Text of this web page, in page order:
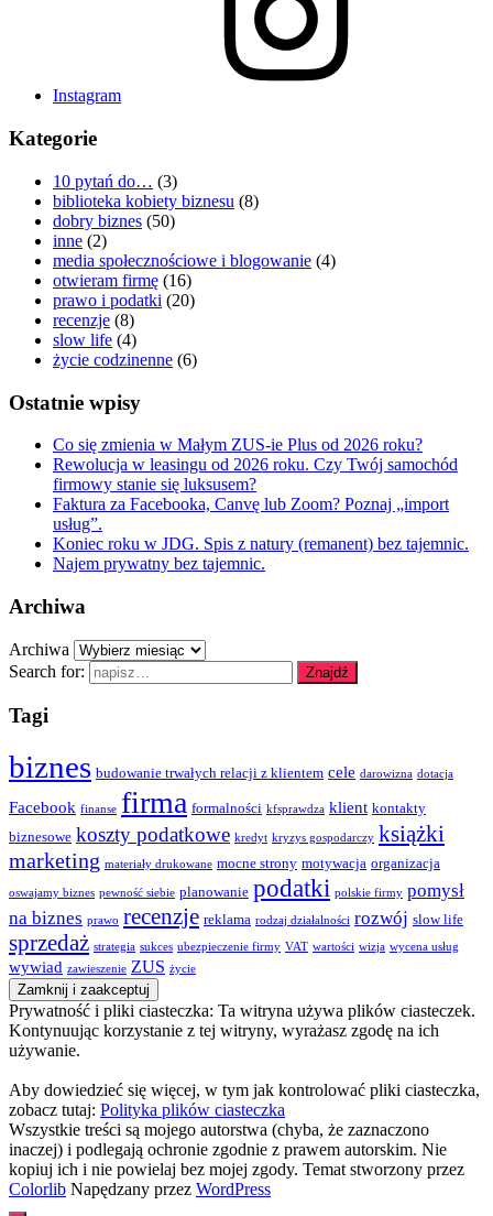
Instagram
Kategorie
10 pytań do… (3)
biblioteka kobiety biznesu (8)
dobry biznes (50)
inne (2)
media społecznościowe i blogowanie (4)
otwieram firmę (16)
prawo i podatki (20)
recenzje (8)
slow life (4)
życie codzinenne (6)
Ostatnie wpisy
Co się zmienia w Małym ZUS-ie Plus od 2026 roku?
Rewolucja w leasingu od 2026 roku. Czy Twój samochód
firmowy stanie się luksusem?
Faktura za Facebooka, Canvę lub Zoom? Poznaj „import
usług”.
Koniec roku w JDG. Spis z natury (remanent) bez tajemnic.
Najem prywatny bez tajemnic.
Archiwa
Archiwa
Search for:
Znajdź
Tagi
biznes budowanie trwałych relacji z klientem cele darowizna dotacja
Facebook finanse firma formalności kfsprawdza klient kontakty
biznesowe koszty podatkowe kredyt kryzys gospodarczy książki
marketing materiały drukowane mocne strony motywacja organizacja
oswajamy biznes pewność siebie planowanie podatki polskie firmy pomysł
na biznes prawo recenzje reklama rodzaj działalności rozwój slow life
sprzedaż strategia sukces ubezpieczenie firmy VAT wartości wizja wycena usług
wywiad zawieszenie ZUS życie
Prywatność i pliki ciasteczka: Ta witryna używa plików ciasteczek.
Kontynuując korzystanie z tej witryny, wyrażasz zgodę na ich
używanie.
Aby dowiedzieć się więcej, w tym jak kontrolować pliki ciasteczka,
zobacz tutaj: Polityka plików ciasteczka
Wszystkie treści są mojego autorstwa (chyba, że zaznaczono
inaczej) i podlegają ochronie zgodnie z prawem autorskim. Nie
kopiuj ich i nie powielaj bez mojej zgody. Temat stworzony przez
Colorlib Napędzany przez WordPress